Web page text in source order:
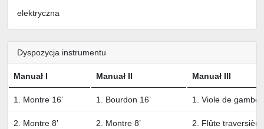
elektryczna
Dyspozycja instrumentu
Manuał I Manuał II Manuał III
1. Montre 16’ 1. Bourdon 16’ 1. Viole de gambe
2. Montre 8’ 2. Montre 8’ 2. Flûte traversière